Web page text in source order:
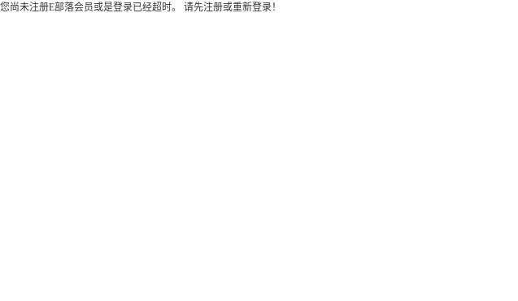
您尚未注册E部落会员或是登录已经超时。 请先注册或重新登录！